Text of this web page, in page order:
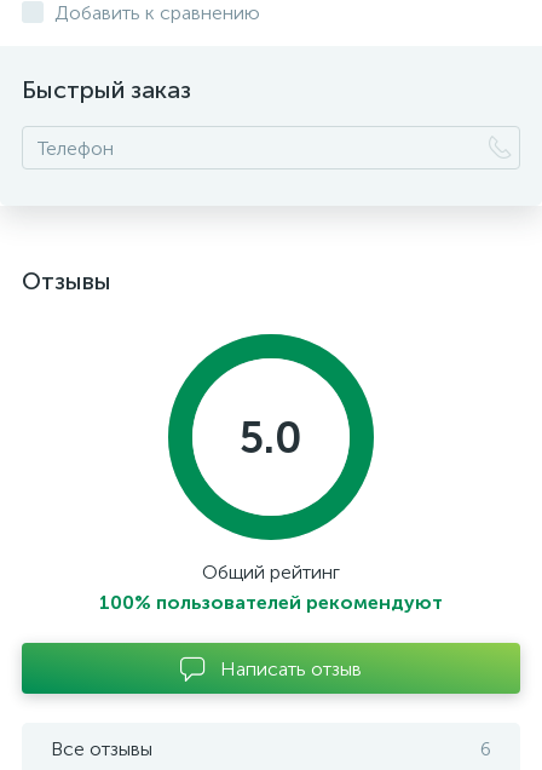
Добавить к сравнению
Быстрый заказ
Отзывы
5.0
Общий рейтинг
100% пользователей рекомендуют
Написать отзыв
Все отзывы 6